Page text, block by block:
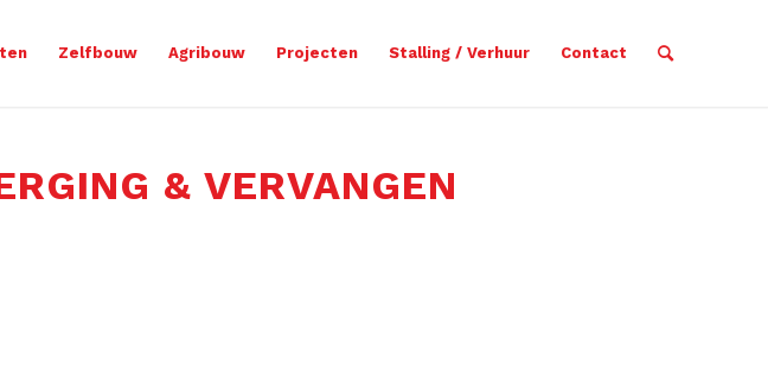
Zelfbouw Agribouw Projecten Stalling / Verhuur Contact
& VERVANGEN